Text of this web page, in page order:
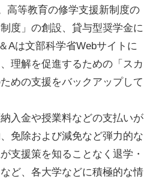
高等教育の修学支援新制度の
度」の創設、貸与型奨学金に
Aは文部科学省Webサイトに
理解を促進するための「スカ
めの支援をバックアップして
入金や授業料などの支払いが
免除および減免など弾力的な
支援策を知ることなく退学・
ど、各大学などに積極的な情